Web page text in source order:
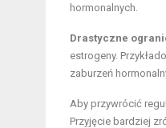
hormonalnych.
Drastyczne
estrogeny.
zaburzeń
Aby przywrócić
Przyjęcie bardziej